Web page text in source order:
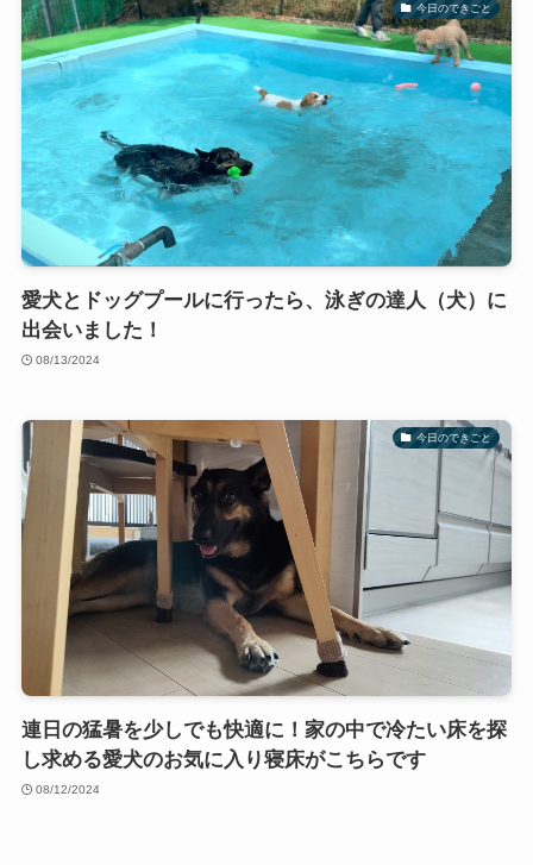
今日のできごと
愛犬とドッグプールに行ったら、泳ぎの達人（犬）に
出会いました！
08/13/2024
今日のできごと
連日の猛暑を少しでも快適に！家の中で冷たい床を探
し求める愛犬のお気に入り寝床がこちらです
08/12/2024